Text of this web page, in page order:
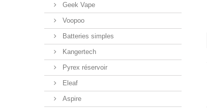
Geek Vape
Voopoo
Batteries simples
Kangertech
Pyrex réservoir
Eleaf
Aspire